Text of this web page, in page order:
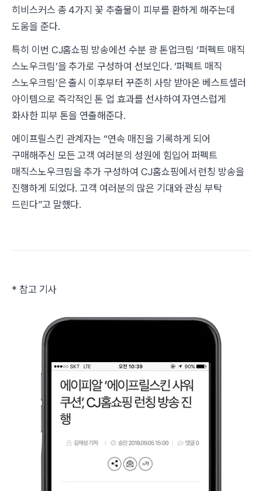
히비스커스 총 4가지 꽃 추출물이 피부를 환하게 해주는데
도움을 준다.
특히 이번 CJ홈쇼핑 방송에선 수분 광 톤업크림 ‘퍼펙트 매직
스노우크림’을 추가로 구성하여 선보인다. ‘퍼펙트 매직
스노우크림’은 출시 이후부터 꾸준히 사랑 받아온 베스트셀러
아이템으로 즉각적인 톤 업 효과를 선사하여 자연스럽게
화사한 피부 톤을 연출해준다.
에이프릴스킨 관계자는 “연속 매진을 기록하게 되어
구매해주신 모든 고객 여러분의 성원에 힘입어 퍼펙트
매직스노우크림을 추가 구성하여 CJ홈쇼핑에서 런칭 방송을
진행하게 되었다. 고객 여러분의 많은 기대와 관심 부탁
드린다”고 말했다.
* 참고 기사